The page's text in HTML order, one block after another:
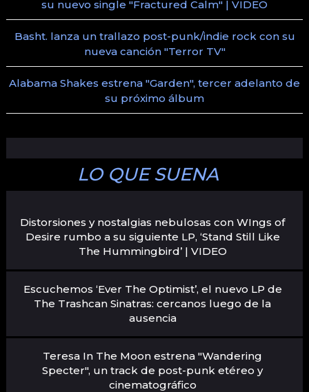
su nuevo single "Fractured Calm" | VIDEO
Basht. lanza un trallazo post-punk/indie rock con su
nueva canción "Terror TV"
Alabama Shakes estrena "Garden", tercer adelanto de
su próximo álbum
LO QUE SUENA
Distorsiones y nostalgias nebulosas con WIngs of
Desire rumbo a su siguiente LP, ‘Stand Still Like
The Hummingbird’ | VIDEO
Escuchemos ‘Ever The Optimist’, el nuevo LP de
The Trashcan Sinatras: cercanos luego de la
ausencia
Teresa In The Moon estrena "Wandering
Specter", un track de post-punk etéreo y
cinematográfico